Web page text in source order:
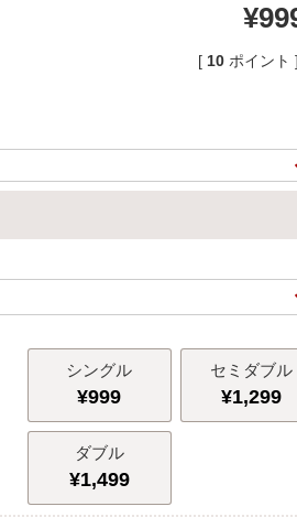
2/14
¥
[ 10 ポイント ]
シングル
¥999
セミダブル
¥1,299
ダブル
¥1,499